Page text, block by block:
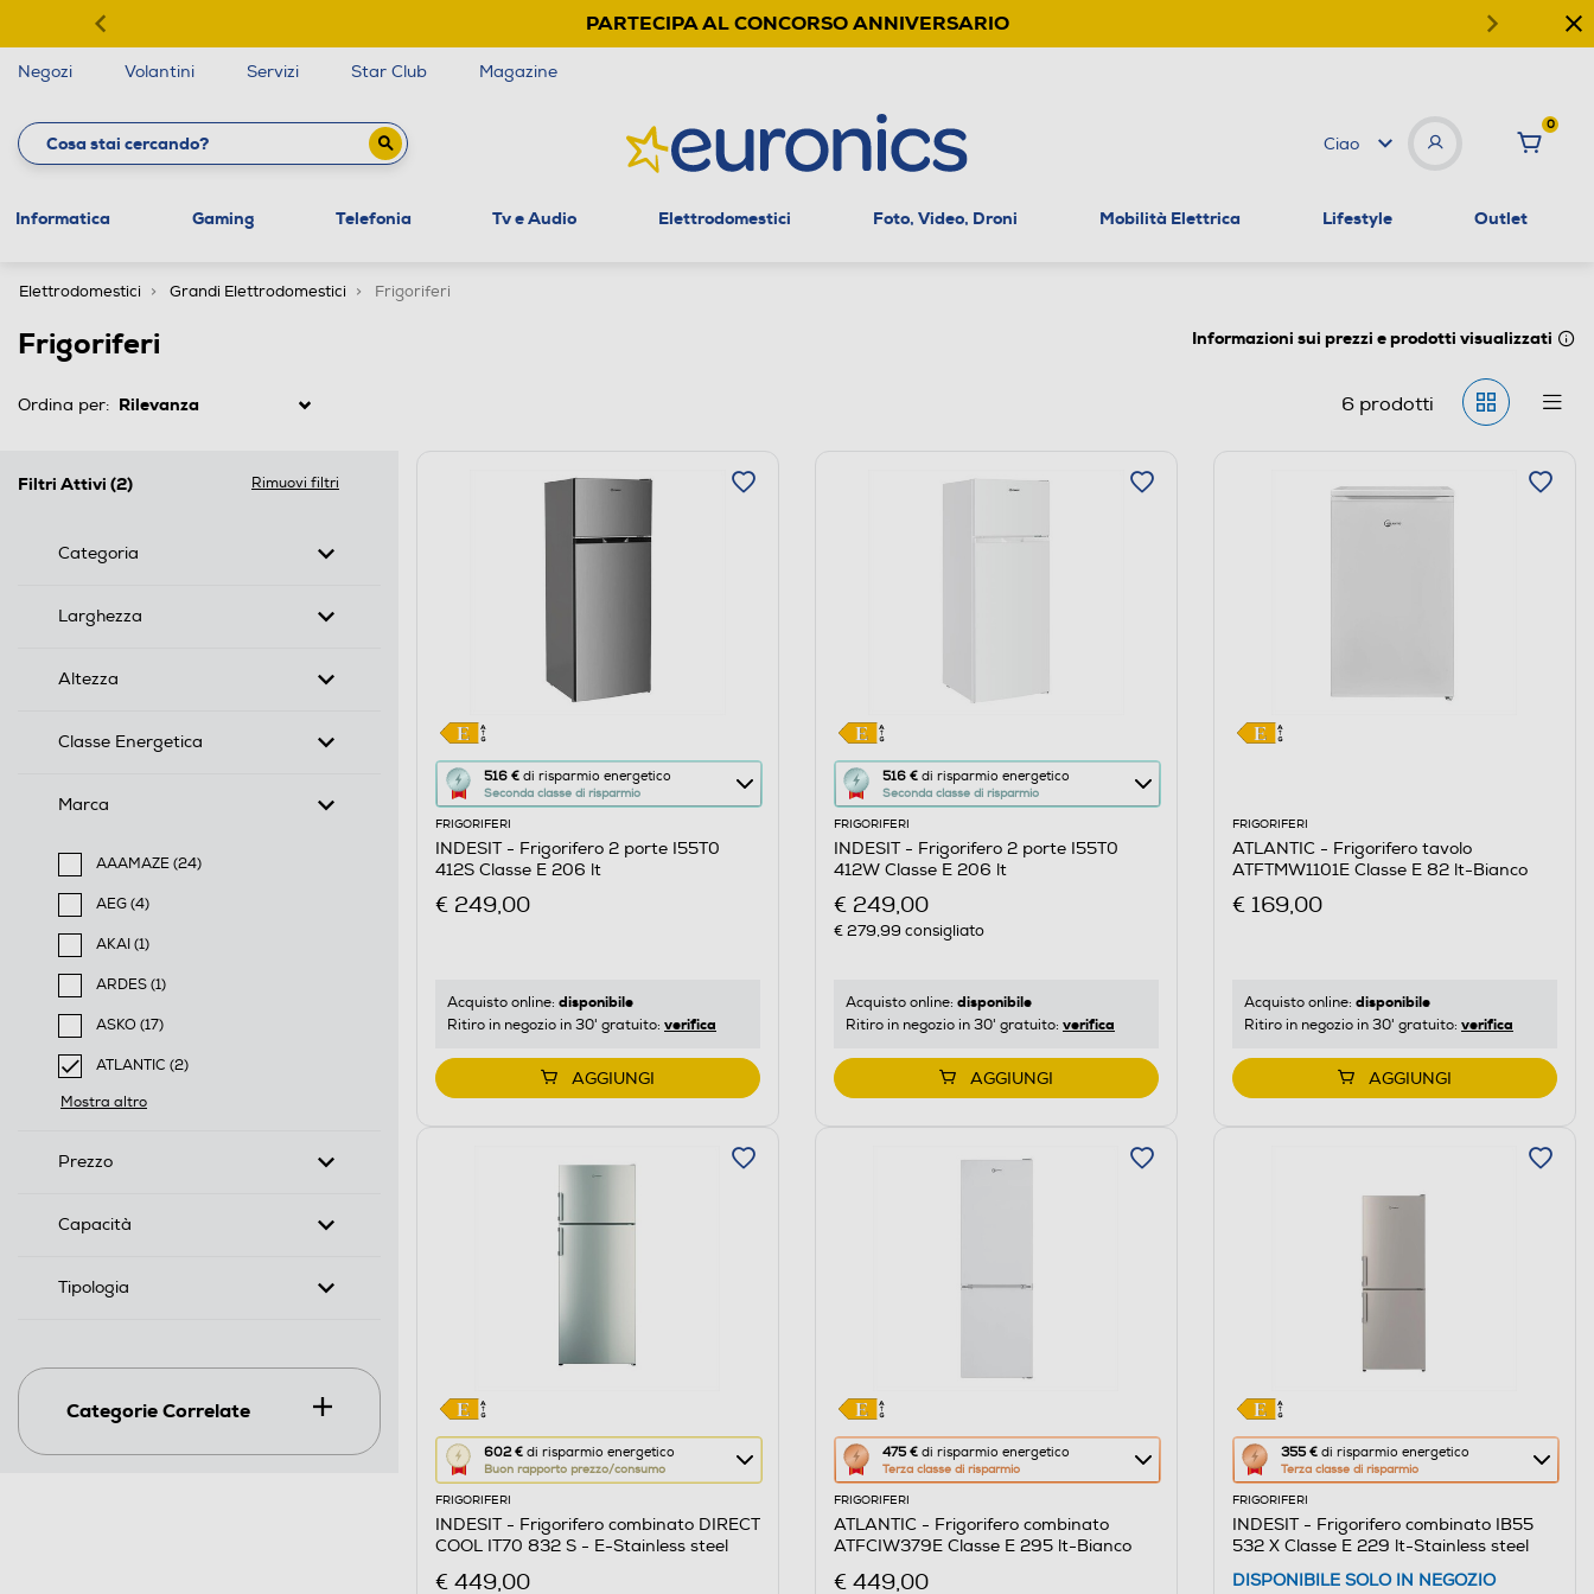
PARTECIPA AL CONCORSO ANNIVERSARIO
Negozi Volantini Servizi Star Club Magazine
Ciao
0
Informatica Gaming Telefonia Tv e Audio Elettrodomestici Foto, Video, Droni Mobilità Elettrica Lifestyle Outlet
Elettrodomestici Grandi Elettrodomestici Frigoriferi
Frigoriferi Informazioni sui prezzi e prodotti visualizzati
Ordina per: 6prodotti
Filtri Attivi (2) Rimuovi filtri
Categoria
Larghezza
Altezza
Classe Energetica
Marca
AAAMAZE (24)
Filtra per Marca: AAAMAZE
AEG (4)
Filtra per Marca: AEG
AKAI (1)
Filtra per Marca: AKAI
ARDES (1)
Filtra per Marca: ARDES
ASKO (17)
Filtra per Marca: ASKO
ATLANTIC (2)
selected Filtro applicato per Marca: ATLANTIC
Mostra altro
Prezzo
Capacità
Tipologia
Categorie Correlate
516 € di risparmio energetico
Seconda classe di risparmio
Questa
azione
aprirà
il
di
di
Youreko.
FRIGORIFERI
INDESIT - Frigorifero 2 porte I55T0
412S Classe E 206 lt
€ 249,00
Acquisto online: disponibile
Ritiro in negozio in 30' gratuito: verifica
AGGIUNGI
516 €di risparmio energetico
Seconda classe di risparmio
Questa
azione
aprirà
il
di
di
Youreko.
FRIGORIFERI
INDESIT - Frigorifero 2 porte I55T0
412W Classe E 206 lt
€ 249,00
€ 279,99 consigliato
Acquisto online: disponibile
Ritiro in negozio in 30' gratuito: verifica
AGGIUNGI
FRIGORIFERI
ATLANTIC - Frigorifero tavolo
ATFTMW1101E Classe E 82 lt-Bianco
€ 169,00
Acquisto online: disponibile
Ritiro in negozio in 30' gratuito: verifica
AGGIUNGI
602 € di risparmio energetico
Buon rapporto prezzo/consumo
Questa
azione
aprirà
il
FRIGORIFERI
INDESIT - Frigorifero combinato DIRECT
COOL IT70 832 S - E-Stainless steel
€ 449,00
475 €di risparmio energetico
Terza classe di risparmio
Questa
azione
aprirà
il
FRIGORIFERI
ATLANTIC - Frigorifero combinato
ATFCIW379E Classe E 295 lt-Bianco
€ 449,00
355 €di risparmio energetico
Terza classe di risparmio
Questa
azione
aprirà
il
FRIGORIFERI
INDESIT - Frigorifero combinato IB55
532 X Classe E 229 lt-Stainless steel
DISPONIBILE SOLO IN NEGOZIO